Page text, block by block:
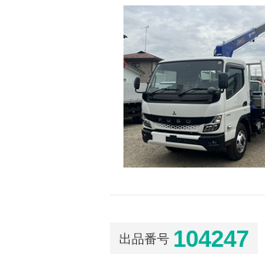
出品番号 104247